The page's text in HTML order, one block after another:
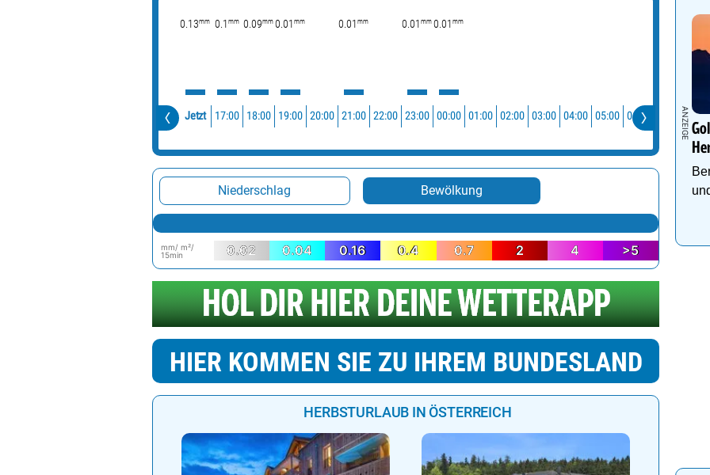
0.13mm 0.1 mm 0.09mm 0.01 mm 0.01 mm 0.01 mm 0.01 mm
Jetzt 17:00 18:00 19:00 20:00 21:00 22:00 23:00 00:00 01:00 02:00 03:00 04:00 05:00 06:00 07:00
Niederschlag Bewölkung
mm/ m²/
15min
0.02 0.04 0.16 0.4 0.7 2 4 >5
HIER KOMMEN SIE ZU IHREM BUNDESLAND
HERBSTURLAUB IN ÖSTERREICH